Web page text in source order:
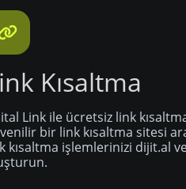
Kısaltma
Link ile ücretsiz link
bir link kısaltma sitesi
kısaltma işlemlerinizi dijit.al